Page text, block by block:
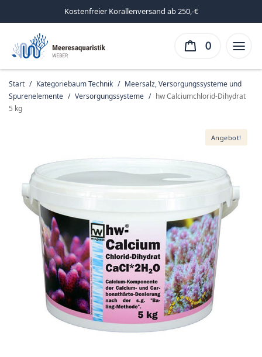
Kostenfreier Korallenversand ab 250,-€
0
Start / Kategoriebaum Technik / Meersalz, Versorgungssysteme und
Spurenelemente / Versorgungssysteme / hw Calciumchlorid-Dihydrat
5 kg
Angebot!